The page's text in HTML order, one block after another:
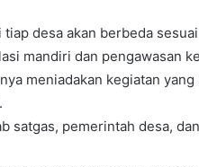
desa akan berbeda
mandiri dan pengawasan
meniadakan kegiatan
satgas, pemerintah desa,